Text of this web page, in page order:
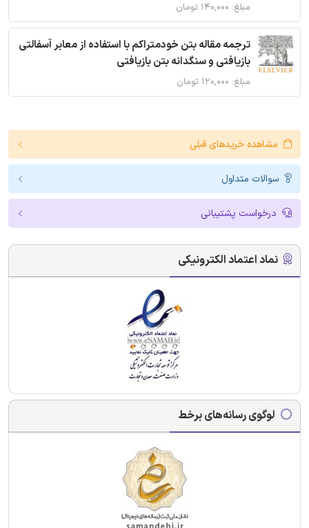
مبلغ: ۱۴۰,۰۰۰ تومان
ترجمه مقاله بتن خودمتراکم با استفاده از معابر آسفالتی
بازیافتی و سنگدانه بتن بازیافتی
مبلغ: ۱۲۰,۰۰۰ تومان
مشاهده خریدهای قبلی
سوالات متداول
درخواست پشتیبانی
نماد اعتماد الکترونیکی
لوگوی رسانه‌های برخط